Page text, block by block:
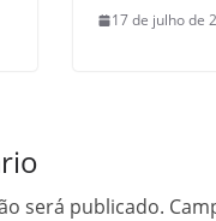
17 de julho de
será publicado.